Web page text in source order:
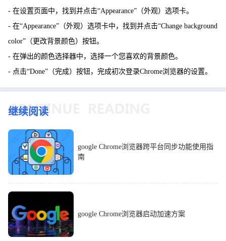
- 在设置页面中，找到并点击“Appearance”（外观）选项卡。
- 在“Appearance”（外观）选项卡中，找到并点击“Change background
color”（更改背景颜色）按钮。
- 在弹出的颜色选择器中，选择一个您喜欢的背景颜色。
- 点击“Done”（完成）按钮，完成初次登录Chrome浏览器的设置。
继续阅读
google Chrome浏览器跨平台同步功能使用指
南
google Chrome浏览器启动加速方案